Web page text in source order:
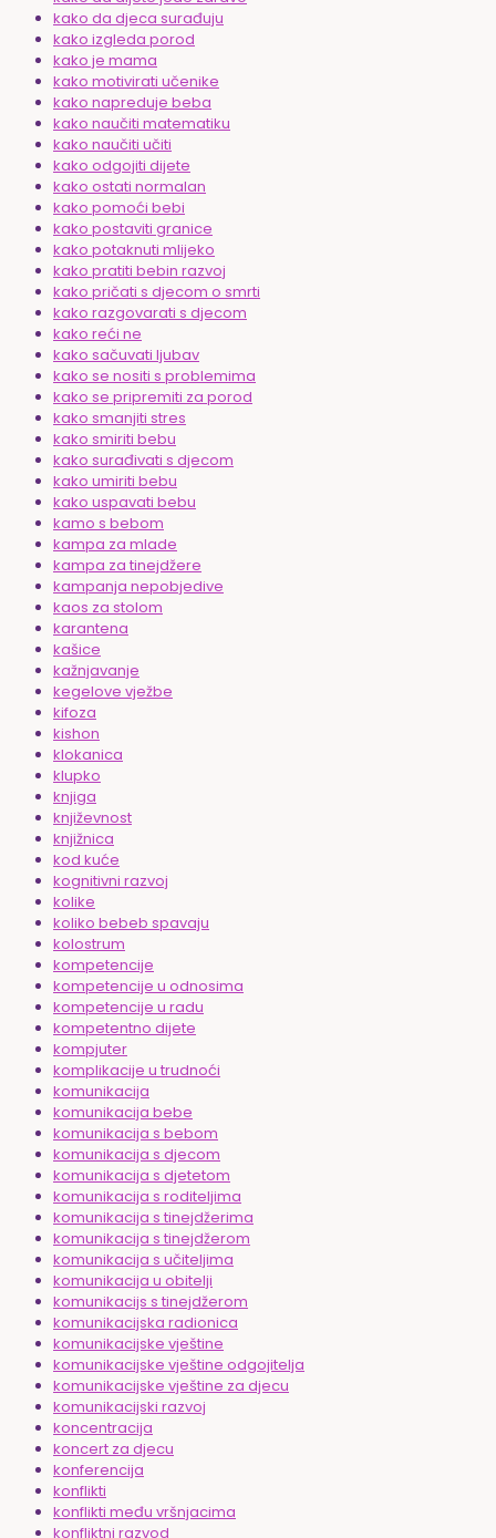
kako da djeca surađuju
kako izgleda porod
kako je mama
kako motivirati učenike
kako napreduje beba
kako naučiti matematiku
kako naučiti učiti
kako odgojiti dijete
kako ostati normalan
kako pomoći bebi
kako postaviti granice
kako potaknuti mlijeko
kako pratiti bebin razvoj
kako pričati s djecom o smrti
kako razgovarati s djecom
kako reći ne
kako sačuvati ljubav
kako se nositi s problemima
kako se pripremiti za porod
kako smanjiti stres
kako smiriti bebu
kako surađivati s djecom
kako umiriti bebu
kako uspavati bebu
kamo s bebom
kampa za mlade
kampa za tinejdžere
kampanja nepobjedive
kaos za stolom
karantena
kašice
kažnjavanje
kegelove vježbe
kifoza
kishon
klokanica
klupko
knjiga
književnost
knjižnica
kod kuće
kognitivni razvoj
kolike
koliko bebeb spavaju
kolostrum
kompetencije
kompetencije u odnosima
kompetencije u radu
kompetentno dijete
kompjuter
komplikacije u trudnoći
komunikacija
komunikacija bebe
komunikacija s bebom
komunikacija s djecom
komunikacija s djetetom
komunikacija s roditeljima
komunikacija s tinejdžerima
komunikacija s tinejdžerom
komunikacija s učiteljima
komunikacija u obitelji
komunikacijs s tinejdžerom
komunikacijska radionica
komunikacijske vještine
komunikacijske vještine odgojitelja
komunikacijske vještine za djecu
komunikacijski razvoj
koncentracija
koncert za djecu
konferencija
konflikti
konflikti među vršnjacima
konfliktni razvod